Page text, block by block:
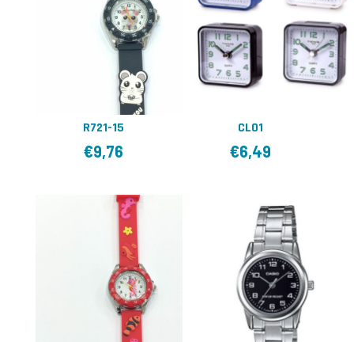
R721-15
€9,76
CL01
€6,49